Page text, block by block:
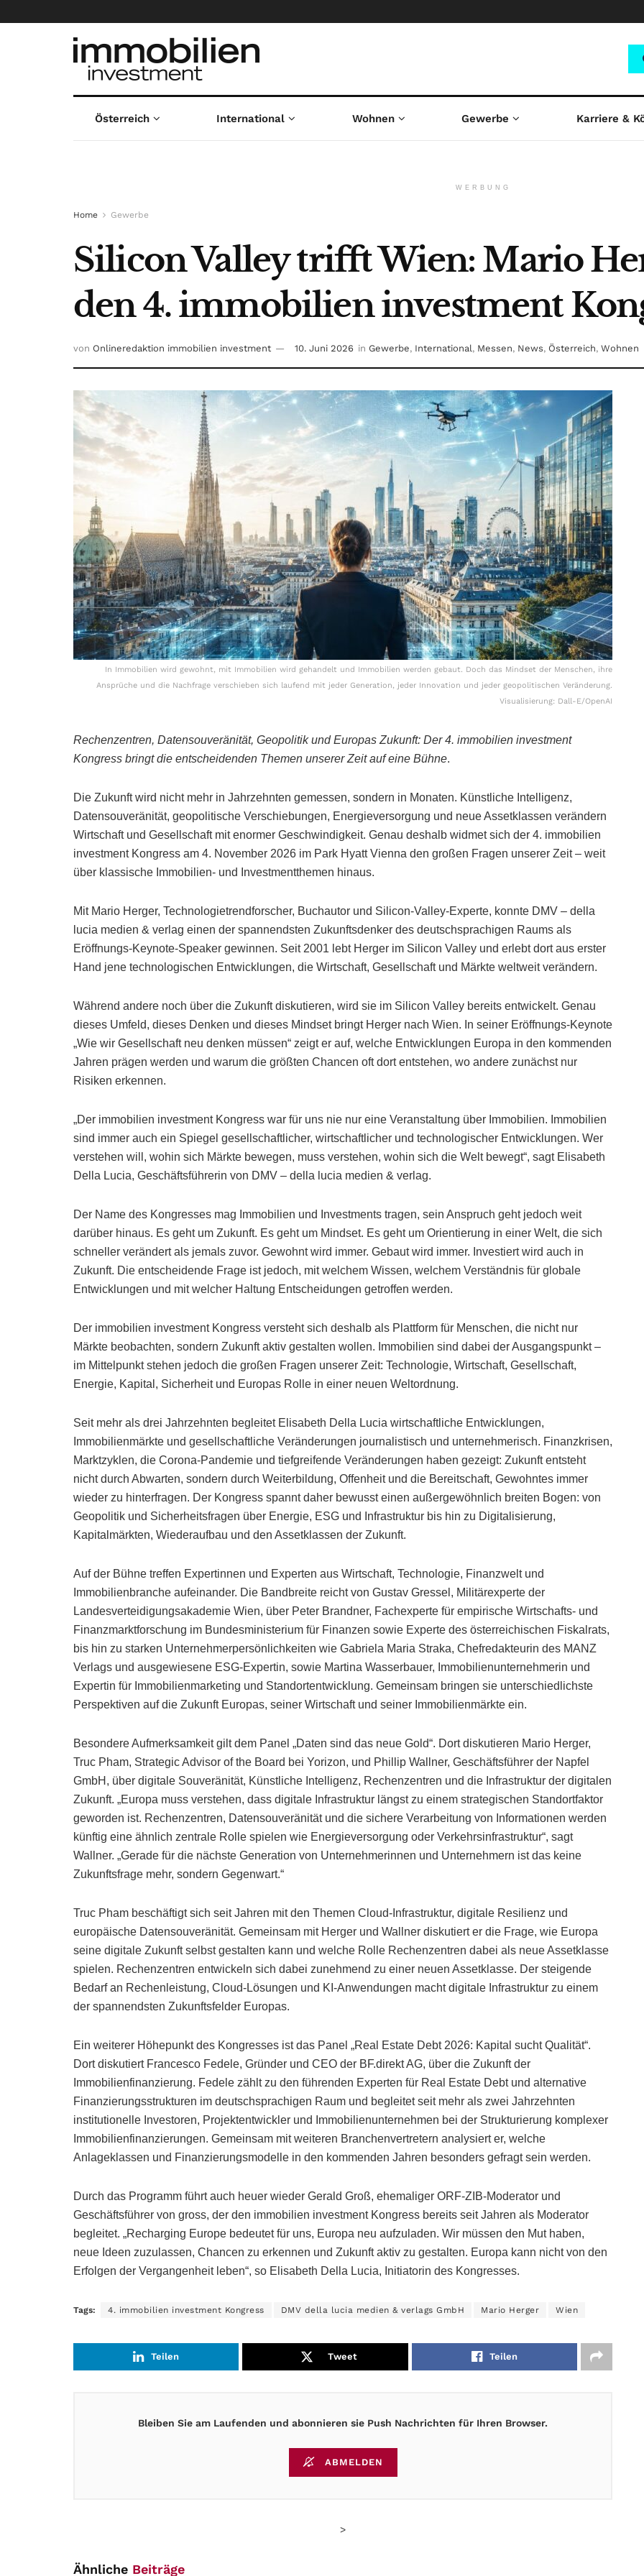
Österreich International Wohnen Gewerbe Karriere &
WERBUNG
Home Gewerbe
Silicon Valley trifft Wien: Mario
den 4. immobilien investment
von Onlineredaktion immobilien investment 10. Juni 2026 in Gewerbe, International, Messen, News, Österreich, Wohnen
In Immobilien wird gewohnt, mit Immobilien wird gehandelt und Immobilien werden gebaut. Doch das Mindset der Menschen, ihre
Ansprüche und die Nachfrage verschieben sich laufend mit jeder Generation, jeder Innovation und jeder geopolitischen Veränderung.
Visualisierung: Dall-E/OpenAI
Rechenzentren, Datensouveränität, Geopolitik und Europas Zukunft: Der 4. immobilien investment
Kongress bringt die entscheidenden Themen unserer Zeit auf eine Bühne.
Die Zukunft wird nicht mehr in Jahrzehnten gemessen, sondern in Monaten. Künstliche Intelligenz,
Datensouveränität, geopolitische Verschiebungen, Energieversorgung und neue Assetklassen verändern
Wirtschaft und Gesellschaft mit enormer Geschwindigkeit. Genau deshalb widmet sich der 4. immobilien
investment Kongress am 4. November 2026 im Park Hyatt Vienna den großen Fragen unserer Zeit – weit
über klassische Immobilien- und Investmentthemen hinaus.
Mit Mario Herger, Technologietrendforscher, Buchautor und Silicon-Valley-Experte, konnte DMV – della
lucia medien & verlag einen der spannendsten Zukunftsdenker des deutschsprachigen Raums als
Eröffnungs-Keynote-Speaker gewinnen. Seit 2001 lebt Herger im Silicon Valley und erlebt dort aus erster
Hand jene technologischen Entwicklungen, die Wirtschaft, Gesellschaft und Märkte weltweit verändern.
Während andere noch über die Zukunft diskutieren, wird sie im Silicon Valley bereits entwickelt. Genau
dieses Umfeld, dieses Denken und dieses Mindset bringt Herger nach Wien. In seiner Eröffnungs-Keynote
„Wie wir Gesellschaft neu denken müssen“ zeigt er auf, welche Entwicklungen Europa in den kommenden
Jahren prägen werden und warum die größten Chancen oft dort entstehen, wo andere zunächst nur
Risiken erkennen.
„Der immobilien investment Kongress war für uns nie nur eine Veranstaltung über Immobilien. Immobilien
sind immer auch ein Spiegel gesellschaftlicher, wirtschaftlicher und technologischer Entwicklungen. Wer
verstehen will, wohin sich Märkte bewegen, muss verstehen, wohin sich die Welt bewegt“, sagt Elisabeth
Della Lucia, Geschäftsführerin von DMV – della lucia medien & verlag.
Der Name des Kongresses mag Immobilien und Investments tragen, sein Anspruch geht jedoch weit
darüber hinaus. Es geht um Zukunft. Es geht um Mindset. Es geht um Orientierung in einer Welt, die sich
schneller verändert als jemals zuvor. Gewohnt wird immer. Gebaut wird immer. Investiert wird auch in
Zukunft. Die entscheidende Frage ist jedoch, mit welchem Wissen, welchem Verständnis für globale
Entwicklungen und mit welcher Haltung Entscheidungen getroffen werden.
Der immobilien investment Kongress versteht sich deshalb als Plattform für Menschen, die nicht nur
Märkte beobachten, sondern Zukunft aktiv gestalten wollen. Immobilien sind dabei der Ausgangspunkt –
im Mittelpunkt stehen jedoch die großen Fragen unserer Zeit: Technologie, Wirtschaft, Gesellschaft,
Energie, Kapital, Sicherheit und Europas Rolle in einer neuen Weltordnung.
Seit mehr als drei Jahrzehnten begleitet Elisabeth Della Lucia wirtschaftliche Entwicklungen,
Immobilienmärkte und gesellschaftliche Veränderungen journalistisch und unternehmerisch. Finanzkrisen,
Marktzyklen, die Corona-Pandemie und tiefgreifende Veränderungen haben gezeigt: Zukunft entsteht
nicht durch Abwarten, sondern durch Weiterbildung, Offenheit und die Bereitschaft, Gewohntes immer
wieder zu hinterfragen. Der Kongress spannt daher bewusst einen außergewöhnlich breiten Bogen: von
Geopolitik und Sicherheitsfragen über Energie, ESG und Infrastruktur bis hin zu Digitalisierung,
Kapitalmärkten, Wiederaufbau und den Assetklassen der Zukunft.
Auf der Bühne treffen Expertinnen und Experten aus Wirtschaft, Technologie, Finanzwelt und
Immobilienbranche aufeinander. Die Bandbreite reicht von Gustav Gressel, Militärexperte der
Landesverteidigungsakademie Wien, über Peter Brandner, Fachexperte für empirische Wirtschafts- und
Finanzmarktforschung im Bundesministerium für Finanzen sowie Experte des österreichischen Fiskalrats,
bis hin zu starken Unternehmerpersönlichkeiten wie Gabriela Maria Straka, Chefredakteurin des MANZ
Verlags und ausgewiesene ESG-Expertin, sowie Martina Wasserbauer, Immobilienunternehmerin und
Expertin für Immobilienmarketing und Standortentwicklung. Gemeinsam bringen sie unterschiedlichste
Perspektiven auf die Zukunft Europas, seiner Wirtschaft und seiner Immobilienmärkte ein.
Besondere Aufmerksamkeit gilt dem Panel „Daten sind das neue Gold“. Dort diskutieren Mario Herger,
Truc Pham, Strategic Advisor of the Board bei Yorizon, und Phillip Wallner, Geschäftsführer der Napfel
GmbH, über digitale Souveränität, Künstliche Intelligenz, Rechenzentren und die Infrastruktur der digitalen
Zukunft. „Europa muss verstehen, dass digitale Infrastruktur längst zu einem strategischen Standortfaktor
geworden ist. Rechenzentren, Datensouveränität und die sichere Verarbeitung von Informationen werden
künftig eine ähnlich zentrale Rolle spielen wie Energieversorgung oder Verkehrsinfrastruktur“, sagt
Wallner. „Gerade für die nächste Generation von Unternehmerinnen und Unternehmern ist das keine
Zukunftsfrage mehr, sondern Gegenwart.“
Truc Pham beschäftigt sich seit Jahren mit den Themen Cloud-Infrastruktur, digitale Resilienz und
europäische Datensouveränität. Gemeinsam mit Herger und Wallner diskutiert er die Frage, wie Europa
seine digitale Zukunft selbst gestalten kann und welche Rolle Rechenzentren dabei als neue Assetklasse
spielen. Rechenzentren entwickeln sich dabei zunehmend zu einer neuen Assetklasse. Der steigende
Bedarf an Rechenleistung, Cloud-Lösungen und KI-Anwendungen macht digitale Infrastruktur zu einem
der spannendsten Zukunftsfelder Europas.
Ein weiterer Höhepunkt des Kongresses ist das Panel „Real Estate Debt 2026: Kapital sucht Qualität“.
Dort diskutiert Francesco Fedele, Gründer und CEO der BF.direkt AG, über die Zukunft der
Immobilienfinanzierung. Fedele zählt zu den führenden Experten für Real Estate Debt und alternative
Finanzierungsstrukturen im deutschsprachigen Raum und begleitet seit mehr als zwei Jahrzehnten
institutionelle Investoren, Projektentwickler und Immobilienunternehmen bei der Strukturierung komplexer
Immobilienfinanzierungen. Gemeinsam mit weiteren Branchenvertretern analysiert er, welche
Anlageklassen und Finanzierungsmodelle in den kommenden Jahren besonders gefragt sein werden.
Durch das Programm führt auch heuer wieder Gerald Groß, ehemaliger ORF-ZIB-Moderator und
Geschäftsführer von gross, der den immobilien investment Kongress bereits seit Jahren als Moderator
begleitet. „Recharging Europe bedeutet für uns, Europa neu aufzuladen. Wir müssen den Mut haben,
neue Ideen zuzulassen, Chancen zu erkennen und Zukunft aktiv zu gestalten. Europa kann nicht von den
Erfolgen der Vergangenheit leben“, so Elisabeth Della Lucia, Initiatorin des Kongresses.
Tags: 4. immobilien investment Kongress DMV della lucia medien & verlags GmbH Mario Herger Wien
Teilen Tweet Teilen
Bleiben Sie am Laufenden und abonnieren sie Push Nachrichten für Ihren Browser.
ABMELDEN
>
Ähnliche Beiträge